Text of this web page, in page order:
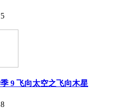
9 飞向太空之飞向木星